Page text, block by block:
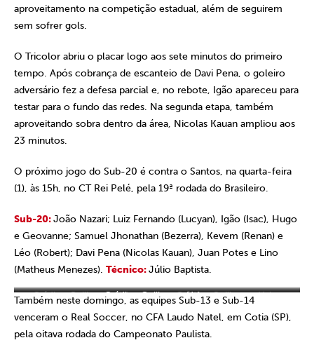
aproveitamento na competição estadual, além de seguirem
sem sofrer gols.
O Tricolor abriu o placar logo aos sete minutos do primeiro
tempo. Após cobrança de escanteio de Davi Pena, o goleiro
adversário fez a defesa parcial e, no rebote, Igão apareceu para
testar para o fundo das redes. Na segunda etapa, também
aproveitando sobra dentro da área, Nicolas Kauan ampliou aos
23 minutos.
O próximo jogo do Sub-20 é contra o Santos, na quarta-feira
(1), às 15h, no CT Rei Pelé, pela 19ª rodada do Brasileiro.
Sub-20:João Nazari; Luiz Fernando (Lucyan), Igão (Isac), Hugo
e Geovanne; Samuel Jhonathan (Bezerra), Kevem (Renan) e
Léo (Robert); Davi Pena (Nicolas Kauan), Juan Potes e Lino
(Matheus Menezes). Técnico:Júlio Baptista.
Crédito: Guilherme Veiga Crédito: Guilherme Veiga
Crédito: Guilherme Veiga
Também neste domingo, as equipes Sub-13 e Sub-14
venceram o Real Soccer, no CFA Laudo Natel, em Cotia (SP),
pela oitava rodada do Campeonato Paulista.